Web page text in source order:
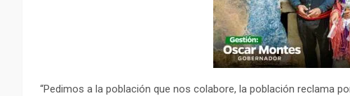
“Pedimos a la población que nos colabore, la población reclama